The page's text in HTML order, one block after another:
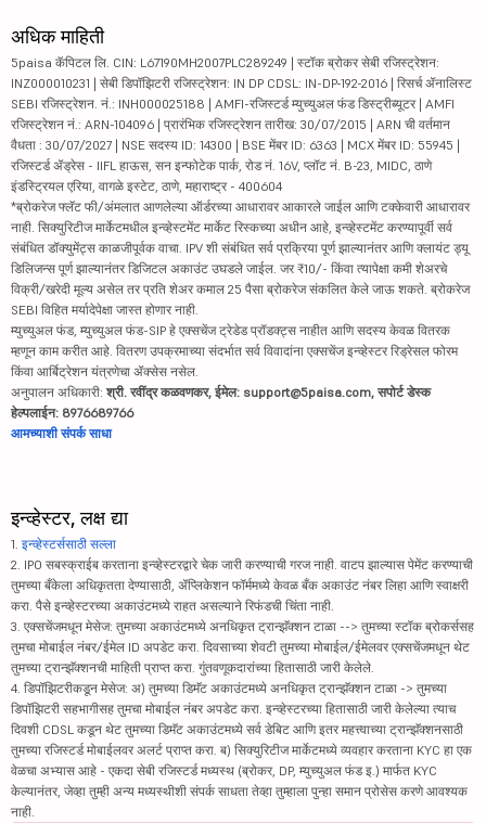
अधिक माहिती
5paisa कॅपिटल लि. CIN: L67190MH2007PLC289249 | स्टॉक ब्रोकर सेबी रजिस्ट्रेशन:
INZ000010231 | सेबी डिपॉझिटरी रजिस्ट्रेशन: IN DP CDSL: IN-DP-192-2016 | रिसर्च ॲनालिस्ट
SEBI रजिस्ट्रेशन. नं.: INH000025188 | AMFI-रजिस्टर्ड म्युच्युअल फंड डिस्ट्रीब्यूटर | AMFI
रजिस्ट्रेशन नं.: ARN-104096 | प्रारंभिक रजिस्ट्रेशन तारीख: 30/07/2015 | ARN ची वर्तमान
वैधता : 30/07/2027 | NSE सदस्य ID: 14300 | BSE मेंबर ID: 6363 | MCX मेंबर ID: 55945 |
रजिस्टर्ड ॲड्रेस - IIFL हाऊस, सन इन्फोटेक पार्क, रोड नं. 16V, प्लॉट नं. B-23, MIDC, ठाणे
इंडस्ट्रियल एरिया, वागळे इस्टेट, ठाणे, महाराष्ट्र - 400604
*ब्रोकरेज फ्लॅट फी/अंमलात आणलेल्या ऑर्डरच्या आधारावर आकारले जाईल आणि टक्केवारी आधारावर
नाही. सिक्युरिटीज मार्केटमधील इन्व्हेस्टमेंट मार्केट रिस्कच्या अधीन आहे, इन्व्हेस्टमेंट करण्यापूर्वी सर्व
संबंधित डॉक्युमेंट्स काळजीपूर्वक वाचा. IPV शी संबंधित सर्व प्रक्रिया पूर्ण झाल्यानंतर आणि क्लायंट ड्यू
डिलिजन्स पूर्ण झाल्यानंतर डिजिटल अकाउंट उघडले जाईल. जर ₹10/- किंवा त्यापेक्षा कमी शेअरचे
विक्री/खरेदी मूल्य असेल तर प्रति शेअर कमाल 25 पैसा ब्रोकरेज संकलित केले जाऊ शकते. ब्रोकरेज
SEBI विहित मर्यादेपेक्षा जास्त होणार नाही.
म्युच्युअल फंड, म्युच्युअल फंड-SIP हे एक्सचेंज ट्रेडेड प्रॉडक्ट्स नाहीत आणि सदस्य केवळ वितरक
म्हणून काम करीत आहे. वितरण उपक्रमाच्या संदर्भात सर्व विवादांना एक्सचेंज इन्व्हेस्टर रिड्रेसल फोरम
किंवा आर्बिट्रेशन यंत्रणेचा ॲक्सेस नसेल.
अनुपालन अधिकारी: श्री. रवींद्र कळवणकर, ईमेल: support@5paisa.com, सपोर्ट डेस्क
हेल्पलाईन: 8976689766
आमच्याशी संपर्क साधा
इन्व्हेस्टर, लक्ष द्या
1. इन्व्हेस्टर्ससाठी सल्ला
2. IPO सबस्क्राईब करताना इन्व्हेस्टरद्वारे चेक जारी करण्याची गरज नाही. वाटप झाल्यास पेमेंट करण्याची
तुमच्या बँकेला अधिकृतता देण्यासाठी, ॲप्लिकेशन फॉर्ममध्ये केवळ बँक अकाउंट नंबर लिहा आणि स्वाक्षरी
करा. पैसे इन्व्हेस्टरच्या अकाउंटमध्ये राहत असल्याने रिफंडची चिंता नाही.
3. एक्सचेंजमधून मेसेज: तुमच्या अकाउंटमध्ये अनधिकृत ट्रान्झॅक्शन टाळा --> तुमच्या स्टॉक ब्रोकर्ससह
तुमचा मोबाईल नंबर/ईमेल ID अपडेट करा. दिवसाच्या शेवटी तुमच्या मोबाईल/ईमेलवर एक्सचेंजमधून थेट
तुमच्या ट्रान्झॅक्शनची माहिती प्राप्त करा. गुंतवणूकदारांच्या हितासाठी जारी केलेले.
4. डिपॉझिटरीकडून मेसेज: अ) तुमच्या डिमॅट अकाउंटमध्ये अनधिकृत ट्रान्झॅक्शन टाळा -> तुमच्या
डिपॉझिटरी सहभागीसह तुमचा मोबाईल नंबर अपडेट करा. इन्व्हेस्टरच्या हितासाठी जारी केलेल्या त्याच
दिवशी CDSL कडून थेट तुमच्या डिमॅट अकाउंटमध्ये सर्व डेबिट आणि इतर महत्त्वाच्या ट्रान्झॅक्शनसाठी
तुमच्या रजिस्टर्ड मोबाईलवर अलर्ट प्राप्त करा. ब) सिक्युरिटीज मार्केटमध्ये व्यवहार करताना KYC हा एक
वेळचा अभ्यास आहे - एकदा सेबी रजिस्टर्ड मध्यस्थ (ब्रोकर, DP, म्युच्युअल फंड इ.) मार्फत KYC
केल्यानंतर, जेव्हा तुम्ही अन्य मध्यस्थीशी संपर्क साधता तेव्हा तुम्हाला पुन्हा समान प्रोसेस करणे आवश्यक
नाही.